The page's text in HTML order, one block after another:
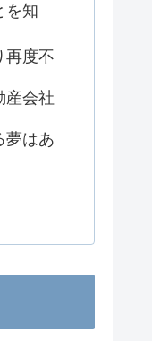
を知
再度不
産会社
夢はあ